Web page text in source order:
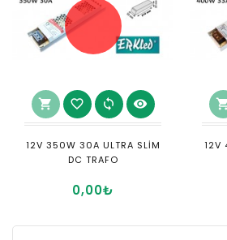
shopping_cart favorite_border sync visibility
12V 350W 30A ULTRA SLİM
DC TRAFO
0,00₺
12V